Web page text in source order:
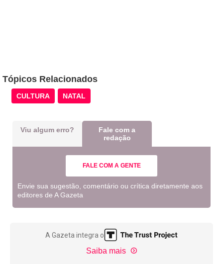
Tópicos Relacionados
CULTURA NATAL
Viu algum erro?
Fale com a
redação
FALE COM A GENTE
Envie sua sugestão, comentário ou crítica diretamente aos
editores de A Gazeta
A Gazeta integra o
Saiba mais